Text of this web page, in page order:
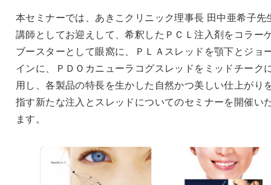
本セミナーでは、あきこクリニック理事長 田中亜希子先
講師としてお迎えして、希釈したＰＣＬ注入剤をコラー
ブースターとして眼窩に、ＰＬＡスレッドを顎下とジョ
インに、ＰＤＯカニューラコグスレッドをミッドチーク
用し、各製品の特長を生かした自然かつ美しい仕上がり
指す新たな注入とスレッドについてのセミナーを開催い
ます。